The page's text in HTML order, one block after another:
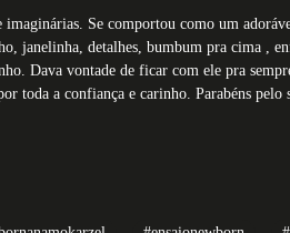
imaginárias. Se comportou como um
janelinha, detalhes, bumbum pra cima ,
Dava vontade de ficar com ele pra
toda a confiança e carinho. Parabéns